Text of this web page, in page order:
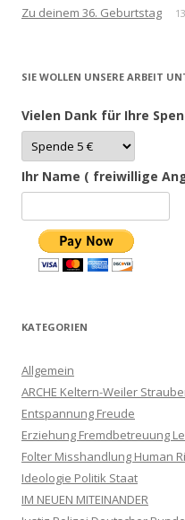
Zu deinem 36. Geburtstag
SIE WOLLEN UNSERE ARBEIT
Vielen Dank für Ihre
Ihr Name ( freiwillige
KATEGORIEN
Allgemein
ARCHE Keltern-Weiler
Entspannung Freude
Erziehung Fremdbetreuung
Folter Misshandlung Human
Ideologie Politik Staat
IM NEUEN MITEINANDER